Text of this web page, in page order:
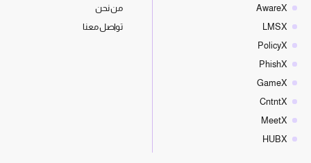
AwareX
LMSX
PolicyX
PhishX
GameX
CntntX
MeetX
HUBX
من نحن
تواصل معنا